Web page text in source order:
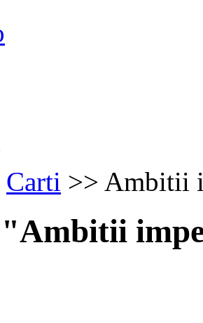
Carti >> Ambitii
"Ambitii